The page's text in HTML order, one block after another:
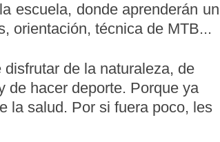
escuela, donde aprenderán un
orientación, técnica de MTB...
de la naturaleza, de
de hacer deporte. Porque ya
la salud. Por si fuera poco, les